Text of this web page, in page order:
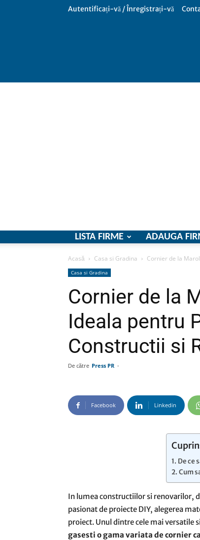
Autentificați-vă / Înregistrați-vă
LISTA FIRME ADAUGA
Acasă Casa si Gradina Cornier de la
Casa si Gradina
Cornier de la
Ideala pentru
Constructii si
De către Press PR -
Facebook Linkedin
De ce
Cum
In lumea constructiilor si renovarilor,
pasionat de proiecte DIY, alegerea
proiect. Unul dintre cele mai versatile
gasesti o gama variata de cornier